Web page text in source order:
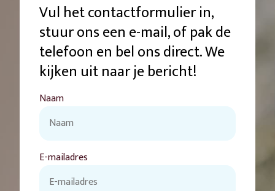
Vul het contactformulier in,
stuur ons een e-mail, of pak de
telefoon en bel ons direct. We
kijken uit naar je bericht!
Naam
E-mailadres